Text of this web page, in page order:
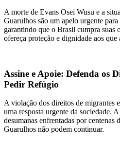
A morte de Evans Osei Wusu e a
Guarulhos são um apelo urgente
garantindo que o Brasil cumpra suas
ofereça proteção e dignidade aos
Assine e Apoie: Defenda os
Pedir Refúgio
A violação dos direitos de migrantes
uma resposta urgente da sociedade.
desumanas enfrentadas por centenas
Guarulhos não podem continuar.